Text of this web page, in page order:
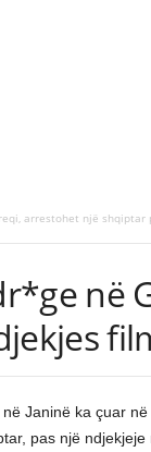
arrestohet një shqiptar
në
Janinë ka çuar
pas një ndjekjeje